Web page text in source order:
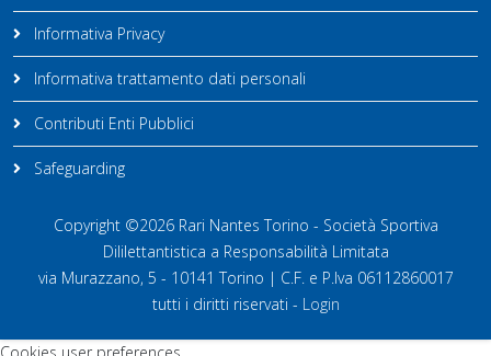
Informativa Privacy
Informativa trattamento dati personali
Contributi Enti Pubblici
Safeguarding
Copyright ©2026 Rari Nantes Torino - Società Sportiva
Dililettantistica a Responsabilità Limitata
via Murazzano, 5 - 10141 Torino | C.F. e P.Iva 06112860017
tutti i diritti riservati - Login